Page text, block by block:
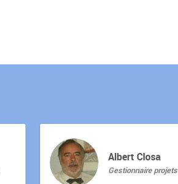
Albert Closa
Gestionnaire projets